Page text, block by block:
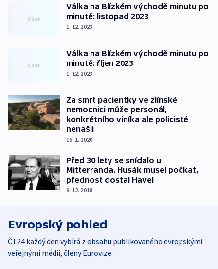
Válka na Blízkém východě minutu po
minutě: listopad 2023
1. 12. 2023
Válka na Blízkém východě minutu po
minutě: říjen 2023
1. 12. 2023
Za smrt pacientky ve zlínské
nemocnici může personál,
konkrétního viníka ale policisté
nenašli
16. 1. 2020
Před 30 lety se snídalo u
Mitterranda. Husák musel počkat,
přednost dostal Havel
9. 12. 2018
Evropský pohled
ČT24 každý den vybírá z obsahu publikovaného evropskými
veřejnými médii, členy Eurovize.